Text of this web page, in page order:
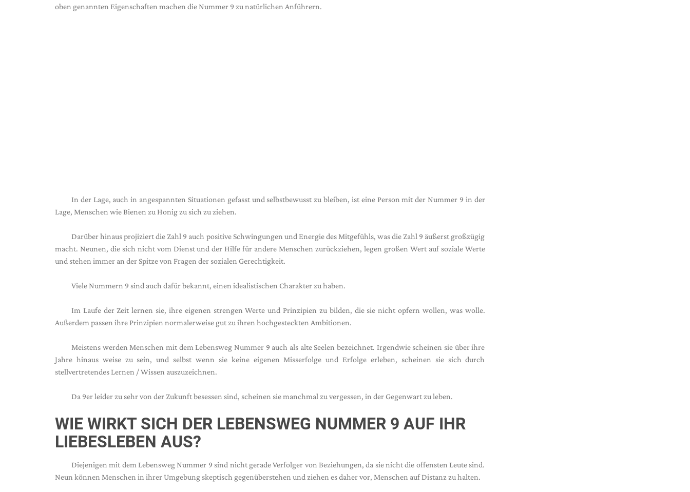
oben genannten Eigenschaften machen die Nummer 9 zu natürlichen Anführern.
In der Lage, auch in angespannten Situationen gefasst und selbstbewusst zu bleiben, ist eine Person mit der Nummer 9 in der
Lage, Menschen wie Bienen zu Honig zu sich zu ziehen.
Darüber hinaus projiziert die Zahl 9 auch positive Schwingungen und Energie des Mitgefühls, was die Zahl 9 äußerst großzügig
macht. Neunen, die sich nicht vom Dienst und der Hilfe für andere Menschen zurückziehen, legen großen Wert auf soziale Werte
und stehen immer an der Spitze von Fragen der sozialen Gerechtigkeit.
Viele Nummern 9 sind auch dafür bekannt, einen idealistischen Charakter zu haben.
Im Laufe der Zeit lernen sie, ihre eigenen strengen Werte und Prinzipien zu bilden, die sie nicht opfern wollen, was wolle.
Außerdem passen ihre Prinzipien normalerweise gut zu ihren hochgesteckten Ambitionen.
Meistens werden Menschen mit dem Lebensweg Nummer 9 auch als alte Seelen bezeichnet. Irgendwie scheinen sie über ihre
Jahre hinaus weise zu sein, und selbst wenn sie keine eigenen Misserfolge und Erfolge erleben, scheinen sie sich durch
stellvertretendes Lernen / Wissen auszuzeichnen.
Da 9er leider zu sehr von der Zukunft besessen sind, scheinen sie manchmal zu vergessen, in der Gegenwart zu leben.
WIE WIRKT SICH DER LEBENSWEG NUMMER 9 AUF IHR
LIEBESLEBEN AUS?
Diejenigen mit dem Lebensweg Nummer 9 sind nicht gerade Verfolger von Beziehungen, da sie nicht die offensten Leute sind.
Neun können Menschen in ihrer Umgebung skeptisch gegenüberstehen und ziehen es daher vor, Menschen auf Distanz zu halten.